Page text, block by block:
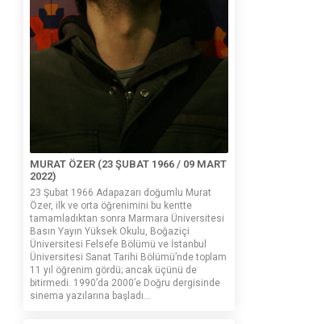
MURAT ÖZER (23 ŞUBAT 1966 / 09 MART
2022)
23 Şubat 1966 Adapazarı doğumlu Murat
Özer, ilk ve orta öğrenimini bu kentte
tamamladıktan sonra Marmara Üniversitesi
Basın Yayın Yüksek Okulu, Boğaziçi
Üniversitesi Felsefe Bölümü ve İstanbul
Üniversitesi Sanat Tarihi Bölümü’nde toplam
11 yıl öğrenim gördü; ancak üçünü de
bitirmedi. 1990’da 2000’e Doğru dergisinde
sinema yazılarına başladı...